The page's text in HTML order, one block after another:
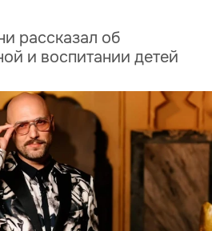
рассказал об
и воспитании детей